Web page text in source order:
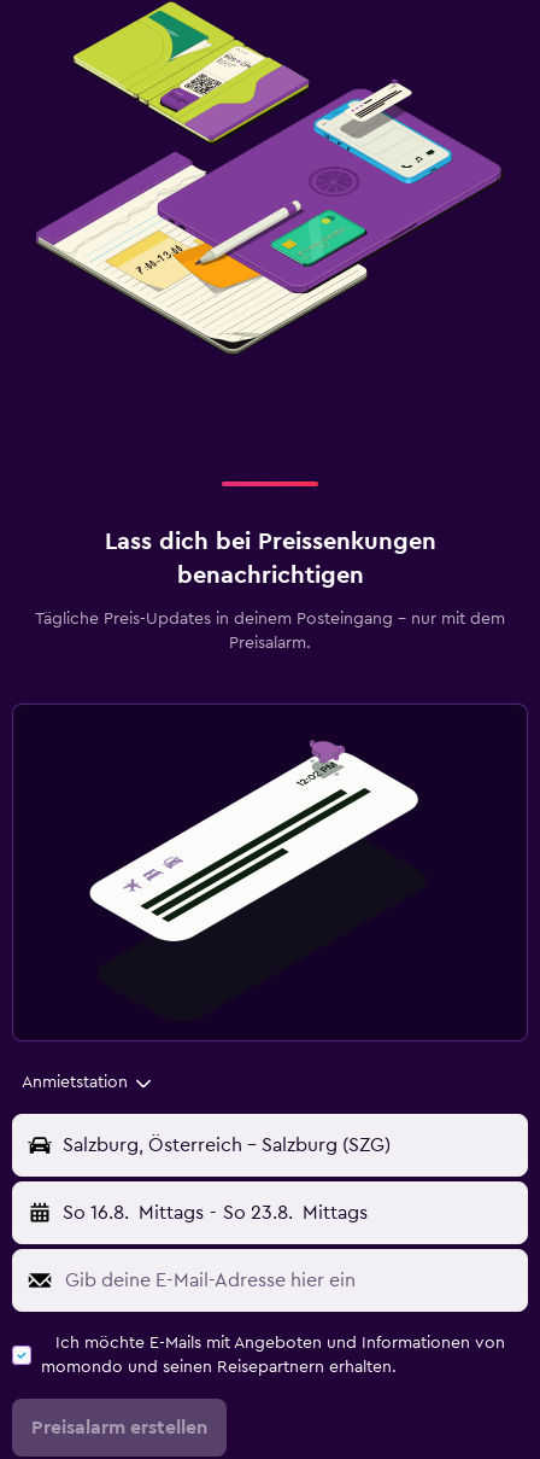
Lass dich bei Preissenkungen
benachrichtigen
Tägliche Preis-Updates in deinem Posteingang – nur mit dem
Preisalarm.
Anmietstation
Salzburg, Österreich - Salzburg (SZG)
So 16.8. Mittags - So 23.8. Mittags
Ich möchte E-Mails mit Angeboten und Informationen von
momondo und seinen Reisepartnern erhalten.
Preisalarm erstellen